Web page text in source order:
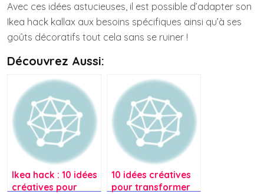
Avec ces idées astucieuses, il est possible d’adapter son
Ikea hack kallax aux besoins spécifiques ainsi qu’à ses
goûts décoratifs tout cela sans se ruiner !
Découvrez Aussi:
Ikea hack : 10 idées
créatives pour
10 idées créatives
pour transformer